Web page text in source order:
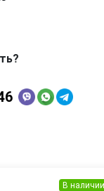
В наличии